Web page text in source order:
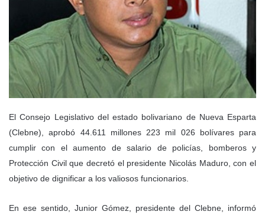
El Consejo Legislativo del estado bolivariano de Nueva Esparta
(Clebne), aprobó 44.611 millones 223 mil 026 bolívares para
cumplir con el aumento de salario de policías, bomberos y
Protección Civil que decretó el presidente Nicolás Maduro, con el
objetivo de dignificar a los valiosos funcionarios.
En ese sentido, Junior Gómez, presidente del Clebne, informó